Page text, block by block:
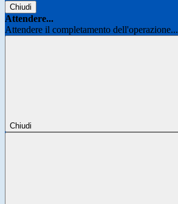
Chiudi
Attendere...
Attendere il completamento dell'operazione...
Chiudi